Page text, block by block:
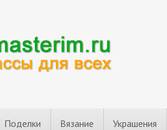
Поделки Вязание Украшения